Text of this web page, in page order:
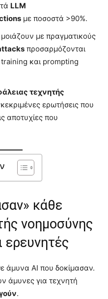
LLM
με ποσοστά >90%.
μοιάζουν με πραγματικούς
προσαρμόζονται
training και prompting
τεχνητής
ερωτήσεις που
αποτυχίες που
κάθε
νοημοσύνης
ερευνητές
άμυνα AI που δοκίμασαν.
άμυνες για τεχνητή
.